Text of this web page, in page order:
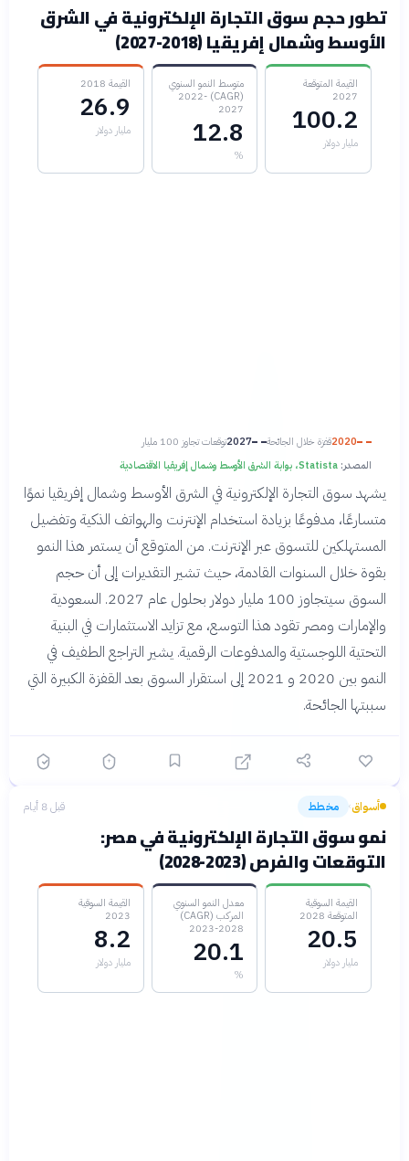
تطور حجم سوق التجارة الإلكترونية في الشرق
الأوسط وشمال إفريقيا (2018-2027)
القيمة المتوقعة
2027
100.2
مليار دولار
متوسط النمو السنوي
(CAGR) 2022-
2027
12.8
%
القيمة 2018
26.9
مليار دولار
2020قفزة خلال الجائحة 2027توقعات تجاوز 100 مليار
المصدر: Statista، بوابة الشرق الأوسط وشمال إفريقيا الاقتصادية
يشهد سوق التجارة الإلكترونية في الشرق الأوسط وشمال إفريقيا نموًا
متسارعًا، مدفوعًا بزيادة استخدام الإنترنت والهواتف الذكية وتفضيل
المستهلكين للتسوق عبر الإنترنت. من المتوقع أن يستمر هذا النمو
بقوة خلال السنوات القادمة، حيث تشير التقديرات إلى أن حجم
السوق سيتجاوز 100 مليار دولار بحلول عام 2027. السعودية
والإمارات ومصر تقود هذا التوسع، مع تزايد الاستثمارات في البنية
التحتية اللوجستية والمدفوعات الرقمية. يشير التراجع الطفيف في
النمو بين 2020 و 2021 إلى استقرار السوق بعد القفزة الكبيرة التي
سببتها الجائحة.
أسواق› مخطط قبل 8 أيام
نمو سوق التجارة الإلكترونية في مصر:
التوقعات والفرص (2023-2028)
القيمة السوقية
المتوقعة 2028
20.5
مليار دولار
معدل النمو السنوي
المركب (CAGR)
2023-2028
20.1
%
القيمة السوقية
2023
8.2
مليار دولار